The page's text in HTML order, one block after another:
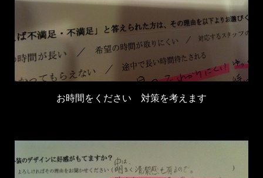
お時間をください 対策を考えます